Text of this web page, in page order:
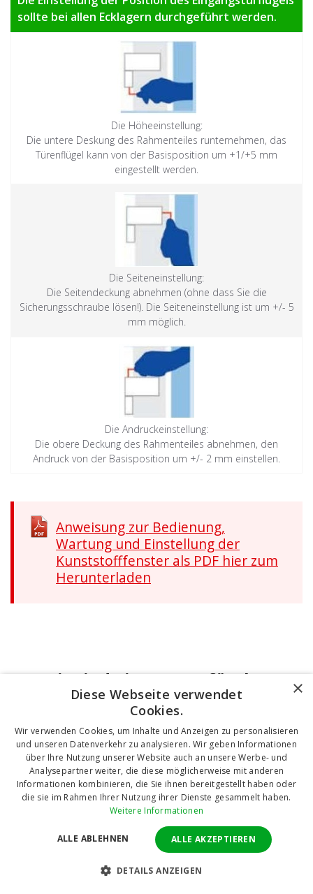
sollte bei allen Ecklagern durchgeführt werden.
Die Höheeinstellung:
Die untere Deskung des Rahmenteiles runternehmen, das
Türenflügel kann von der Basisposition um +1/+5 mm
eingestellt werden.
Die Seiteneinstellung:
Die Seitendeckung abnehmen (ohne dass Sie die
Sicherungsschraube lösen!). Die Seiteneinstellung ist um +/- 5
mm möglich.
Die Andruckeinstellung:
Die obere Deckung des Rahmenteiles abnehmen, den
Andruck von der Basisposition um +/- 2 mm einstellen.
Anweisung zur Bedienung,
Wartung und Einstellung der
Kunststofffenster als PDF hier zum
Herunterladen
Wir sind ein Garant für Ihre
Zufriedenheit
In5 Ländernhaben wir bereits
77 000 Bestellungen
abgeschlossen
Und und mehr als
265 000 Fenster und Türen
×
Diese Webseite verwendet
Cookies.
Wir verwenden Cookies, um Inhalte und Anzeigen zu personalisieren
und unseren Datenverkehr zu analysieren. Wir geben Informationen
über Ihre Nutzung unserer Website auch an unsere Werbe- und
Analysepartner weiter, die diese möglicherweise mit anderen
Informationen kombinieren, die Sie ihnen bereitgestellt haben oder
die sie im Rahmen Ihrer Nutzung ihrer Dienste gesammelt haben.
Weitere Informationen
ALLE AKZEPTIEREN
ALLE ABLEHNEN
DETAILS ANZEIGEN